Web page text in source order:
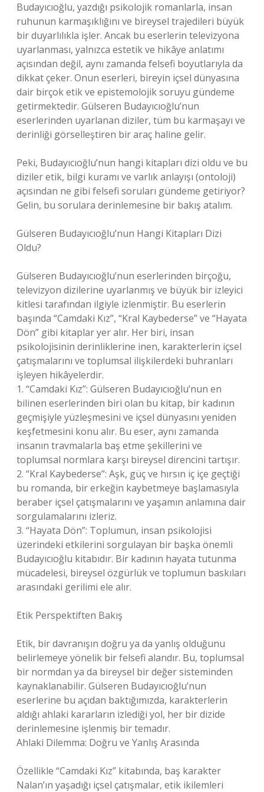
Budayıcıoğlu, yazdığı psikolojik romanlarla, insan
ruhunun karmaşıklığını ve bireysel trajedileri büyük
bir duyarlılıkla işler. Ancak bu eserlerin televizyona
uyarlanması, yalnızca estetik ve hikâye anlatımı
açısından değil, aynı zamanda felsefi boyutlarıyla da
dikkat çeker. Onun eserleri, bireyin içsel dünyasına
dair birçok etik ve epistemolojik soruyu gündeme
getirmektedir. Gülseren Budayıcıoğlu’nun
eserlerinden uyarlanan diziler, tüm bu karmaşayı ve
derinliği görselleştiren bir araç haline gelir.
Peki, Budayıcıoğlu’nun hangi kitapları dizi oldu ve bu
diziler etik, bilgi kuramı ve varlık anlayışı (ontoloji)
açısından ne gibi felsefi soruları gündeme getiriyor?
Gelin, bu sorulara derinlemesine bir bakış atalım.
Gülseren Budayıcıoğlu’nun Hangi Kitapları Dizi
Oldu?
Gülseren Budayıcıoğlu’nun eserlerinden birçoğu,
televizyon dizilerine uyarlanmış ve büyük bir izleyici
kitlesi tarafından ilgiyle izlenmiştir. Bu eserlerin
başında “Camdaki Kız”, “Kral Kaybederse” ve “Hayata
Dön” gibi kitaplar yer alır. Her biri, insan
psikolojisinin derinliklerine inen, karakterlerin içsel
çatışmalarını ve toplumsal ilişkilerdeki buhranları
işleyen hikâyelerdir.
1. “Camdaki Kız”: Gülseren Budayıcıoğlu’nun en
bilinen eserlerinden biri olan bu kitap, bir kadının
geçmişiyle yüzleşmesini ve içsel dünyasını yeniden
keşfetmesini konu alır. Bu eser, aynı zamanda
insanın travmalarla baş etme şekillerini ve
toplumsal normlara karşı bireysel direncini tartışır.
2. “Kral Kaybederse”: Aşk, güç ve hırsın iç içe geçtiği
bu romanda, bir erkeğin kaybetmeye başlamasıyla
beraber içsel çatışmalarını ve yaşamın anlamına dair
sorgulamalarını izleriz.
3. “Hayata Dön”: Toplumun, insan psikolojisi
üzerindeki etkilerini sorgulayan bir başka önemli
Budayıcıoğlu kitabıdır. Bir kadının hayata tutunma
mücadelesi, bireysel özgürlük ve toplumun baskıları
arasındaki gerilimi ele alır.
Etik Perspektiften Bakış
Etik, bir davranışın doğru ya da yanlış olduğunu
belirlemeye yönelik bir felsefi alandır. Bu, toplumsal
bir normdan ya da bireysel bir değer sisteminden
kaynaklanabilir. Gülseren Budayıcıoğlu’nun
eserlerine bu açıdan baktığımızda, karakterlerin
aldığı ahlaki kararların izlediği yol, her bir dizide
derinlemesine işlenmiş bir temadır.
Ahlaki Dilemma: Doğru ve Yanlış Arasında
Özellikle “Camdaki Kız” kitabında, baş karakter
Nalan’ın yaşadığı içsel çatışmalar, etik ikilemleri